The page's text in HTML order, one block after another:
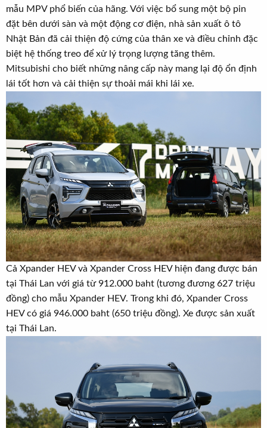
mẫu MPV phổ biến của hãng. Với việc bổ sung một bộ pin
đặt bên dưới sàn và một động cơ điện, nhà sản xuất ô tô
Nhật Bản đã cải thiện độ cứng của thân xe và điều chỉnh đặc
biệt hệ thống treo để xử lý trọng lượng tăng thêm.
Mitsubishi cho biết những nâng cấp này mang lại độ ổn định
lái tốt hơn và cải thiện sự thoải mái khi lái xe.
Cả Xpander HEV và Xpander Cross HEV hiện đang được bán
tại Thái Lan với giá từ 912.000 baht (tương đương 627 triệu
đồng) cho mẫu Xpander HEV. Trong khi đó, Xpander Cross
HEV có giá 946.000 baht (650 triệu đồng). Xe được sản xuất
tại Thái Lan.